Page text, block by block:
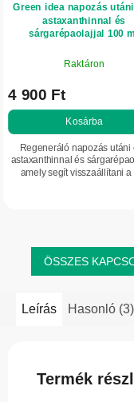
Green idea napozás
astaxanthinnal és
sárgarépaolajjal 100
Raktáron
4 900 Ft
Kosárba
Regeneráló napozás utáni
astaxanthinnal és
amely segít visszaállítani a
ÖSSZES
Leírás Hasonló (3)
Termék